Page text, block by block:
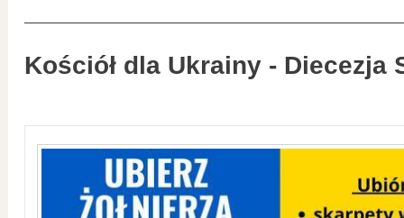
Kościół dla Ukrainy - Diecezja